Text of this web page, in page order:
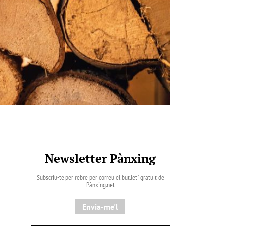
Newsletter Pànxing
Subscriu-te per rebre per correu el butlletí gratuït de
Pànxing.net​
Envia-me'l